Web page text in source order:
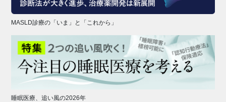
MASLD診療の「いま」と「これから」
睡眠医療、追い風の2026年